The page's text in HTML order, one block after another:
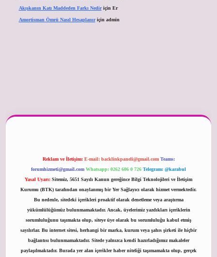
Akışkanın Katı Maddeden Farkı Nediriçin Er
Amortisman Ömrü Nasıl Hesaplanıriçin admin
Reklam ve İletişim: E-mail: backlinkpaneli@gmail.com Teams:
forumhizmeti@gmail.com Whatsapp: 0262 606 0 726 Telegram: @karabul
Yasal Uyarı: Sitemiz, 5651 Sayılı Kanun gereğince Bilgi Teknolojileri ve İletişim
Kurumu (BTK) tarafından onaylanmış bir Yer Sağlayıcı olarak hizmet vermektedir.
Bu nedenle, sitedeki içerikleri proaktif olarak denetleme veya araştırma
yükümlülüğümüz bulunmamaktadır. Ancak, üyelerimiz yazdıkları içeriklerin
sorumluluğunu taşımakta olup, siteye üye olarak bu sorumluluğu kabul etmiş
sayılırlar. Bu internet sitesi, herhangi bir marka, kurum veya şahıs şirketi ile hiçbir
bağlantısı bulunmamaktadır. Sitede yalnızca kendi hazırladığımız makaleler
paylaşılmaktadır. Burada yer alan içerikler haber niteliği taşımamakta olup, gerçek